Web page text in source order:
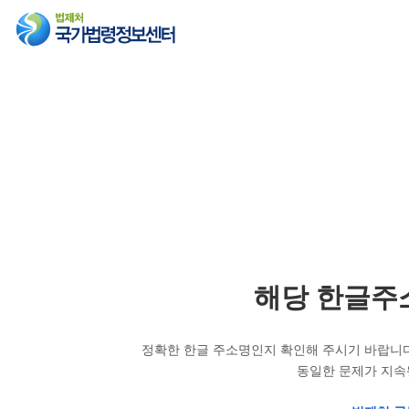
해당 한글주
정확한 한글 주소명인지 확인해 주시기 바랍
동일한 문제가 지